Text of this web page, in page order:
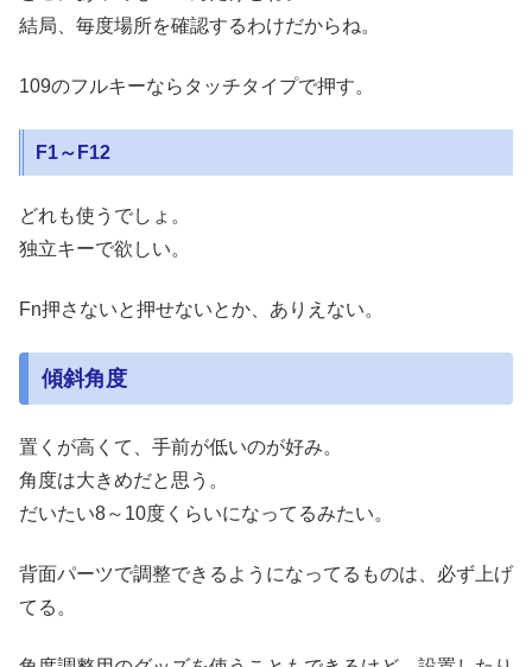
結局、毎度場所を確認するわけだからね。
109のフルキーならタッチタイプで押す。
F1～F12
どれも使うでしょ。
独立キーで欲しい。
Fn押さないと押せないとか、ありえない。
傾斜角度
置くが高くて、手前が低いのが好み。
角度は大きめだと思う。
だいたい8～10度くらいになってるみたい。
背面パーツで調整できるようになってるものは、必ず上げ
てる。